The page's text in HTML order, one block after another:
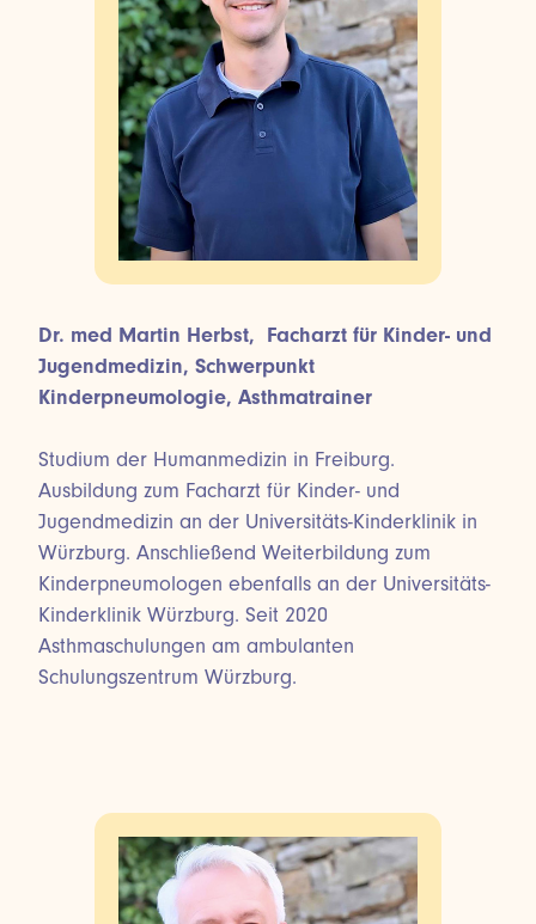
Dr. med Martin Herbst, Facharzt für Kinder- und
Jugendmedizin, Schwerpunkt
Kinderpneumologie, Asthmatrainer
Studium der Humanmedizin in Freiburg.
Ausbildung zum Facharzt für Kinder- und
Jugendmedizin an der Universitäts-Kinderklinik in
Würzburg. Anschließend Weiterbildung zum
Kinderpneumologen ebenfalls an der Universitäts-
Kinderklinik Würzburg. Seit 2020
Asthmaschulungen am ambulanten
Schulungszentrum Würzburg.